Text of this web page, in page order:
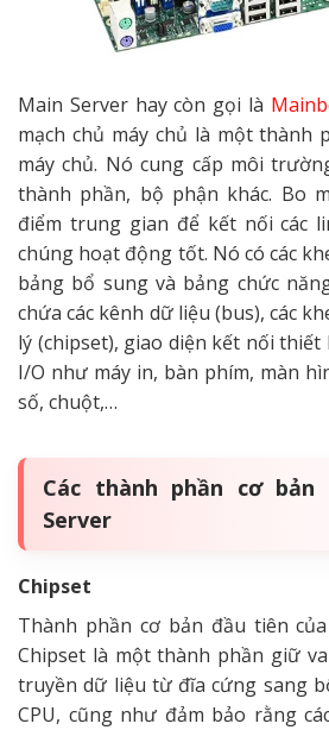
Main Server hay còn gọi là
mạch chủ máy chủ là một thành
máy chủ. Nó cung cấp môi
thành phần, bộ phận khác. Bo
điểm trung gian để kết nối các
chúng hoạt động tốt. Nó có các
bảng bổ sung và bảng chức
chứa các kênh dữ liệu (bus), các
lý (chipset), giao diện kết nối
I/O như máy in, bàn phím, màn
số, chuột,…
Các thành phần cơ bản
Server
Chipset
Thành phần cơ bản đầu tiên của
Chipset là một thành phần giữ
truyền dữ liệu từ đĩa cứng sang
CPU, cũng như đảm bảo rằng